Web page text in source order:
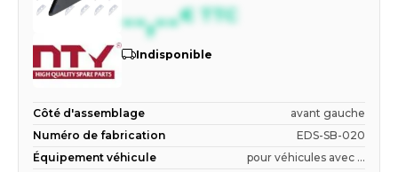
--,--€ TTC
Indisponible
Côté d'assemblage
avant gauche
Numéro de fabrication
EDS-SB-020
Équipement véhicule
pour véhicules avec ...